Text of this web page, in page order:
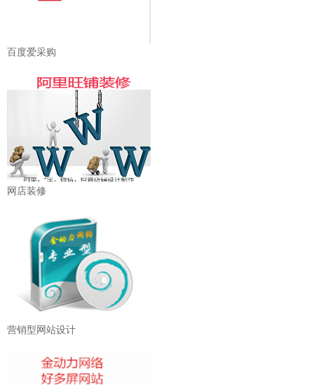
百度爱采购
网店装修
营销型网站设计